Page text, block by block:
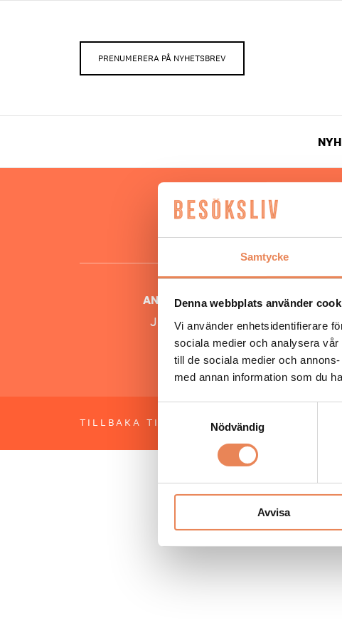
Samtycke
Denna webbplats använder
Vi använder enhetsidentifierare
sociala medier och analysera
till de sociala medier och
med annan information som du
Nödvändig
Avvisa
PRENUMERERA PÅ NYHETSBREV
Hos oss
ANSVARIG UTGIVARE
Jonas Siljhammar
TILLBAKA TILL TOPPEN OM BESÖKSLIV